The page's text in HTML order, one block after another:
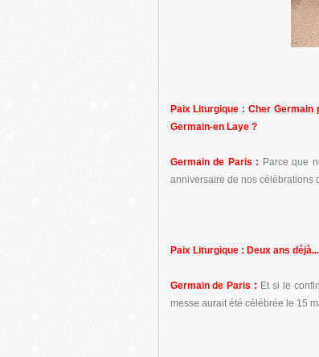
Paix Liturgique : Cher
Germain-en Laye ?
Germain de Paris : Parce que
anniversaire de nos célébrations
Paix Liturgique : Deux ans déjà...
Germain de Paris : Et si le
messe aurait été célébrée le 15